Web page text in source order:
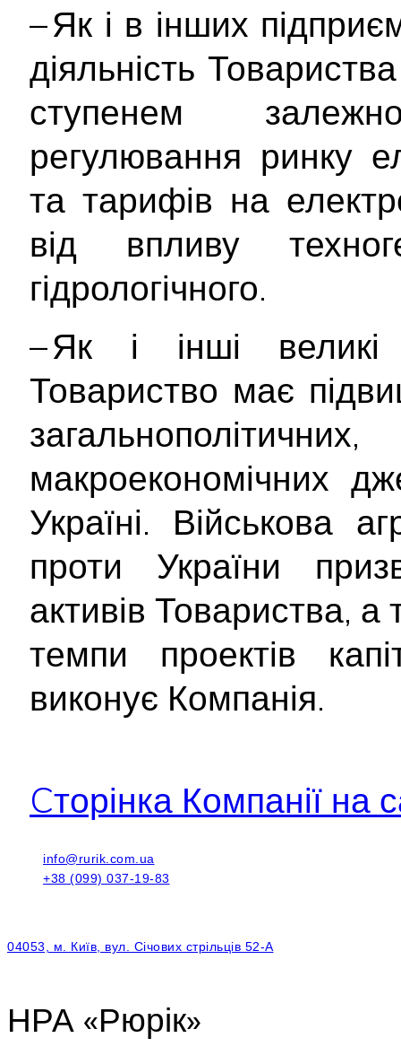
– Як і в інших
діяльність
ступенем
регулювання ринку
та тарифів на
від впливу
гідрологічного.
– Як і інші великі
Товариство має
макроекономічних
Україні. Військова
проти України
активів Товариства,
темпи проектів
виконує Компанія.
Cторінка Компанії на
info@rurik.com.ua
+38 (099) 037-19-83
04053, м. Київ, вул. Січових стрільців 52-А
НРА «Рюрік»